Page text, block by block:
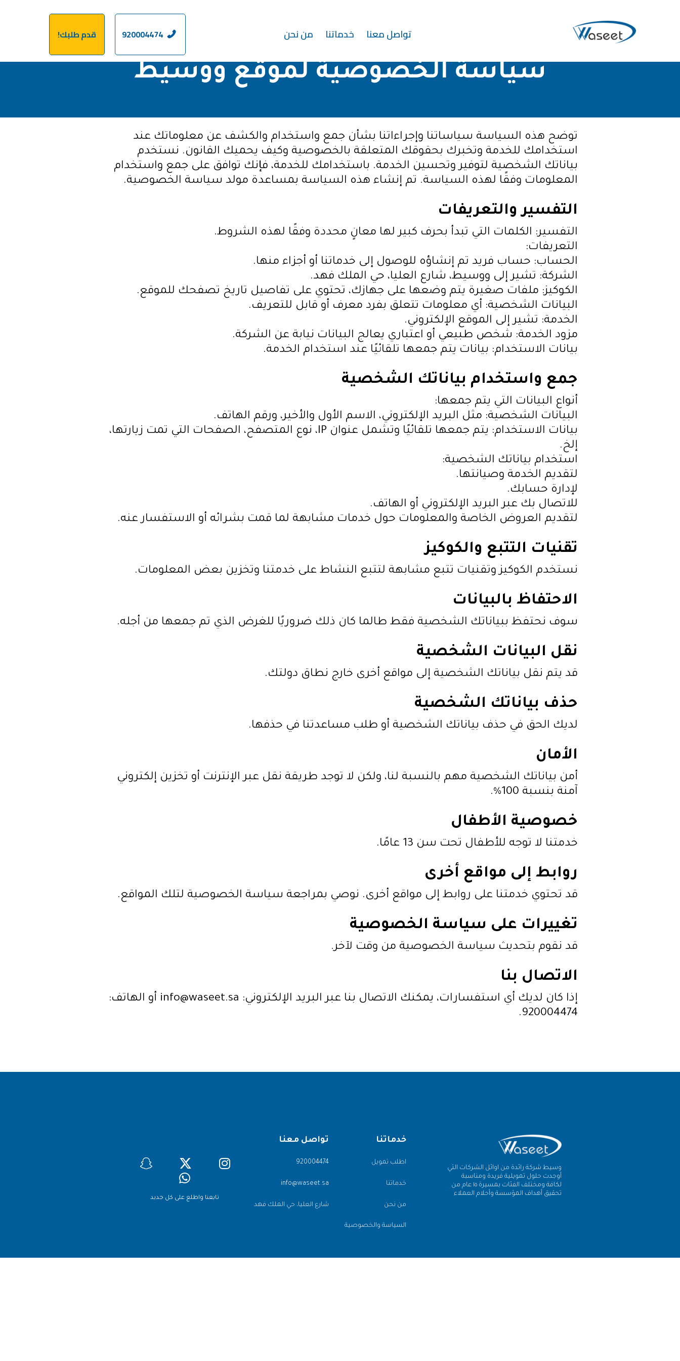
تواصل معنا خدماتنا من نحن 920004474 قدم طلبك!
سياسة الخصوصية لموقع ووسيط
توضح هذه السياسة سياساتنا وإجراءاتنا بشأن جمع واستخدام والكشف عن معلوماتك عند
استخدامك للخدمة وتخبرك بحقوقك المتعلقة بالخصوصية وكيف يحميك القانون. نستخدم
بياناتك الشخصية لتوفير وتحسين الخدمة. باستخدامك للخدمة، فإنك توافق على جمع واستخدام
المعلومات وفقًا لهذه السياسة. تم إنشاء هذه السياسة بمساعدة مولد سياسة الخصوصية.
التفسير والتعريفات
التفسير: الكلمات التي تبدأ بحرف كبير لها معانٍ محددة وفقًا لهذه الشروط.
التعريفات:
الحساب: حساب فريد تم إنشاؤه للوصول إلى خدماتنا أو أجزاء منها.
الشركة: تشير إلى ووسيط، شارع العليا، حي الملك فهد.
الكوكيز: ملفات صغيرة يتم وضعها على جهازك، تحتوي على تفاصيل تاريخ تصفحك للموقع.
البيانات الشخصية: أي معلومات تتعلق بفرد معرف أو قابل للتعريف.
الخدمة: تشير إلى الموقع الإلكتروني.
مزود الخدمة: شخص طبيعي أو اعتباري يعالج البيانات نيابة عن الشركة.
بيانات الاستخدام: بيانات يتم جمعها تلقائيًا عند استخدام الخدمة.
جمع واستخدام بياناتك الشخصية
أنواع البيانات التي يتم جمعها:
البيانات الشخصية: مثل البريد الإلكتروني، الاسم الأول والأخير، ورقم الهاتف.
بيانات الاستخدام: يتم جمعها تلقائيًا وتشمل عنوان IP، نوع المتصفح، الصفحات التي تمت زيارتها،
إلخ.
استخدام بياناتك الشخصية:
لتقديم الخدمة وصيانتها.
لإدارة حسابك.
للاتصال بك عبر البريد الإلكتروني أو الهاتف.
لتقديم العروض الخاصة والمعلومات حول خدمات مشابهة لما قمت بشرائه أو الاستفسار عنه.
تقنيات التتبع والكوكيز
نستخدم الكوكيز وتقنيات تتبع مشابهة لتتبع النشاط على خدمتنا وتخزين بعض المعلومات.
الاحتفاظ بالبيانات
سوف نحتفظ ببياناتك الشخصية فقط طالما كان ذلك ضروريًا للغرض الذي تم جمعها من أجله.
نقل البيانات الشخصية
قد يتم نقل بياناتك الشخصية إلى مواقع أخرى خارج نطاق دولتك.
حذف بياناتك الشخصية
لديك الحق في حذف بياناتك الشخصية أو طلب مساعدتنا في حذفها.
الأمان
أمن بياناتك الشخصية مهم بالنسبة لنا، ولكن لا توجد طريقة نقل عبر الإنترنت أو تخزين إلكتروني
آمنة بنسبة 100%.
خصوصية الأطفال
خدمتنا لا توجه للأطفال تحت سن 13 عامًا.
روابط إلى مواقع أخرى
قد تحتوي خدمتنا على روابط إلى مواقع أخرى. نوصي بمراجعة سياسة الخصوصية لتلك المواقع.
تغييرات على سياسة الخصوصية
قد نقوم بتحديث سياسة الخصوصية من وقت لآخر.
الاتصال بنا
إذا كان لديك أي استفسارات، يمكنك الاتصال بنا عبر البريد الإلكتروني: info@waseet.sa أو الهاتف:
920004474.
وسيط شركة رائدة من اوائل الشركات التي
أوجدت حلول تمويلية فريدة ومناسبة
لكافة ومختلف الفئات بمسيرة ١٥ عام من
تحقيق أهداف المؤسسة وأحلام العملاء
خدماتنا
اطلب تمويل
خدماتنا
من نحن
السياسة والخصوصية
تواصل معنا
920004474
info@waseet.sa
شارع العليا، حي الملك فهد
تابعنا واطلع على كل جديد